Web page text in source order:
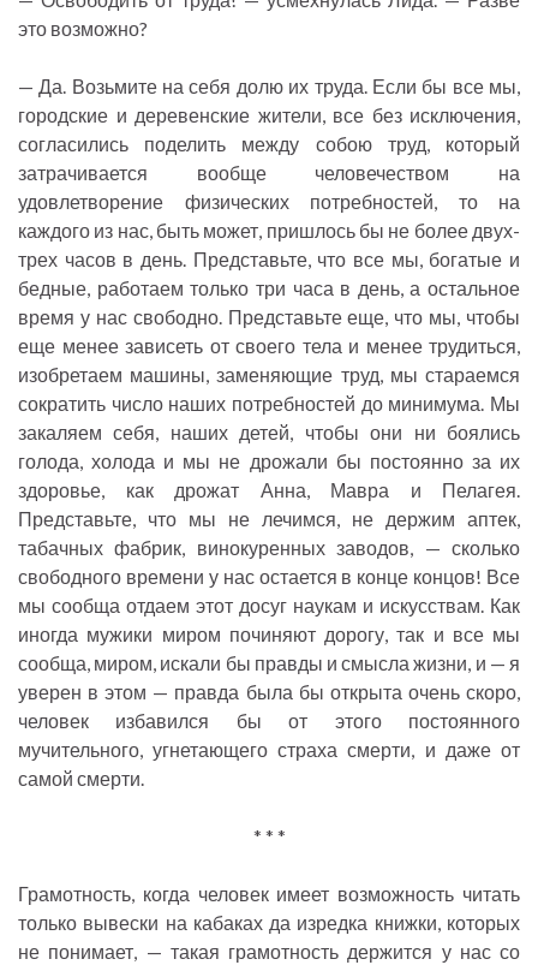
это возможно?
— Да. Возьмите на себя долю их труда. Если бы все мы,
городские и деревенские жители, все без исключения,
согласились поделить между собою труд, который
затрачивается вообще человечеством на
удовлетворение физических потребностей, то на
каждого из нас, быть может, пришлось бы не более двух-
трех часов в день. Представьте, что все мы, богатые и
бедные, работаем только три часа в день, а остальное
время у нас свободно. Представьте еще, что мы, чтобы
еще менее зависеть от своего тела и менее трудиться,
изобретаем машины, заменяющие труд, мы стараемся
сократить число наших потребностей до минимума. Мы
закаляем себя, наших детей, чтобы они ни боялись
голода, холода и мы не дрожали бы постоянно за их
здоровье, как дрожат Анна, Мавра и Пелагея.
Представьте, что мы не лечимся, не держим аптек,
табачных фабрик, винокуренных заводов, — сколько
свободного времени у нас остается в конце концов! Все
мы сообща отдаем этот досуг наукам и искусствам. Как
иногда мужики миром починяют дорогу, так и все мы
сообща, миром, искали бы правды и смысла жизни, и — я
уверен в этом — правда была бы открыта очень скоро,
человек избавился бы от этого постоянного
мучительного, угнетающего страха смерти, и даже от
самой смерти.
* * *
Грамотность, когда человек имеет возможность читать
только вывески на кабаках да изредка книжки, которых
не понимает, — такая грамотность держится у нас со